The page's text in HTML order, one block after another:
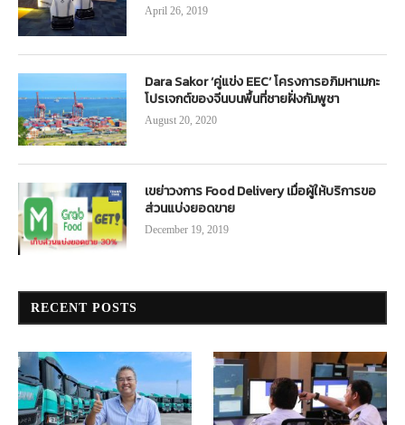
April 26, 2019
Dara Sakor ‘คู่แข่ง EEC’ โครงการอภิมหาเมกะ
โปรเจกต์ของจีนบนพื้นที่ชายฝั่งกัมพูชา
August 20, 2020
เขย่าวงการ Food Delivery เมื่อผู้ให้บริการขอ
ส่วนแบ่งยอดขาย
December 19, 2019
RECENT POSTS